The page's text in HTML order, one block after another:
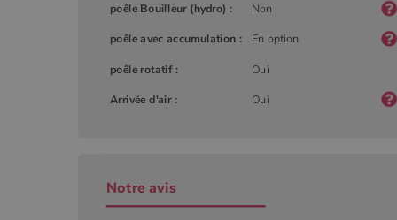
poêle Bouilleur (hydro) : Non
poêle avec accumulation : En option
poêle rotatif : Oui
Arrivée d'air : Oui
Notre avis
Google